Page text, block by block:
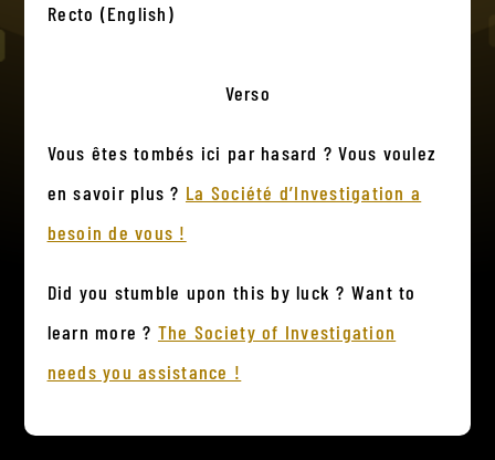
Recto (English)
Verso
Vous êtes tombés ici par hasard ? Vous voulez
en savoir plus ? La Société d’Investigation a
besoin de vous !
Did you stumble upon this by luck ? Want to
learn more ? The Society of Investigation
needs you assistance !